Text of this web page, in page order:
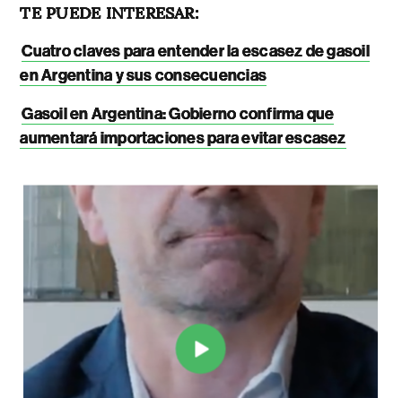
TE PUEDE INTERESAR:
Cuatro claves para entender la escasez de gasoil
en Argentina y sus consecuencias
Gasoil en Argentina: Gobierno confirma que
aumentará importaciones para evitar escasez